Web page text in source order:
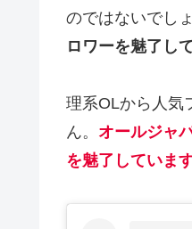
のではないでし
ロワーを魅了し
理系OLから人気
ん。 オールジャ
を魅了しています